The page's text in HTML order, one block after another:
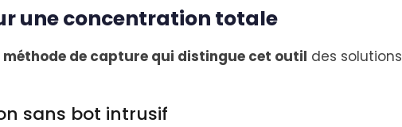
une concentration totale
méthode de capture qui distingue cet outil des solutions
sans bot intrusif